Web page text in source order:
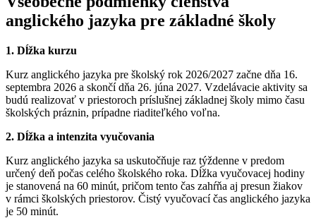
anglického jazyka pre základné školy
1. Dĺžka kurzu
Kurz anglického jazyka pre školský rok 2026/2027 začne dňa 16.
septembra 2026 a skončí dňa 26. júna 2027. Vzdelávacie aktivity sa
budú realizovať v priestoroch príslušnej základnej školy mimo času
školských práznin, prípadne riaditeľkého voľna.
2. Dĺžka a intenzita vyučovania
Kurz anglického jazyka sa uskutočňuje raz týždenne v predom
určený deň počas celého školského roka. Dĺžka vyučovacej hodiny
je stanovená na 60 minút, pričom tento čas zahŕňa aj presun žiakov
v rámci školských priestorov. Čistý vyučovací čas anglického jazyka
je 50 minút.